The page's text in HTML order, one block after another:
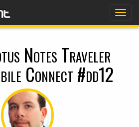
Notes Traveler
Connect #dd12